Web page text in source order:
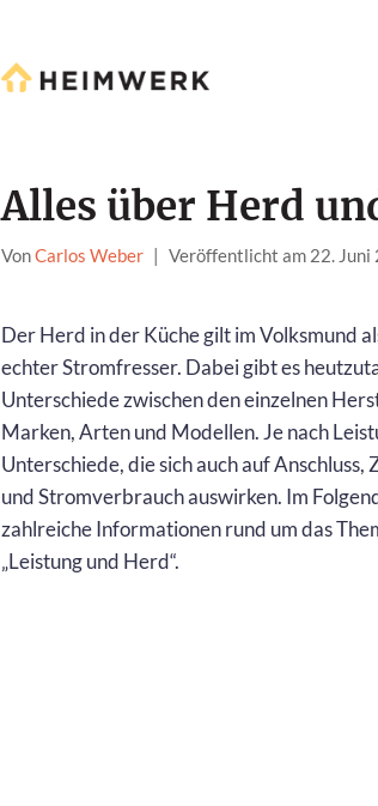
Alles über Herd
VonCarlos Weber | Veröffentlicht am 22. Juni
Der Herd in der Küche gilt im Volksmund
echter Stromfresser. Dabei gibt es
Unterschiede zwischen den einzelnen
Marken, Arten und Modellen. Je nach
Unterschiede, die sich auch auf Anschluss,
und Stromverbrauch auswirken. Im
zahlreiche Informationen rund um das
„Leistung und Herd“.